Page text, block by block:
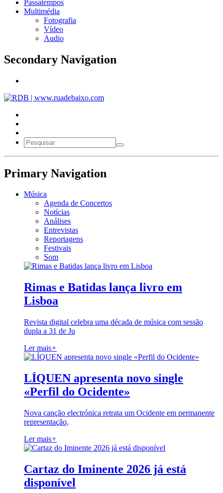
Passatempos
Multimédia
Fotografia
Vídeo
Audio
Secondary Navigation
Primary Navigation
Música
Agenda de Concertos
Notícias
Análises
Entrevistas
Reportagens
Festivais
Som
Rimas e Batidas lança livro em
Lisboa
Revista digital celebra uma década de música com sessão
dupla a 31 de Ju
Ler mais+
LÍQUEN apresenta novo single
«Perfil do Ocidente»
Nova canção electrónica retrata um Ocidente em permanente
representação,
Ler mais+
Cartaz do Iminente 2026 já está
disponível